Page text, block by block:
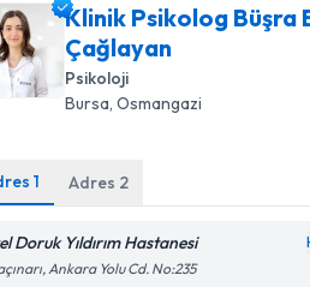
Klinik Psikolog Büşra
Çağlayan
Psikoloji
Bursa , Osmangazi
1 Adres 2
Doruk Yıldırım Hastanesi
Ankara Yolu Cd. No:235